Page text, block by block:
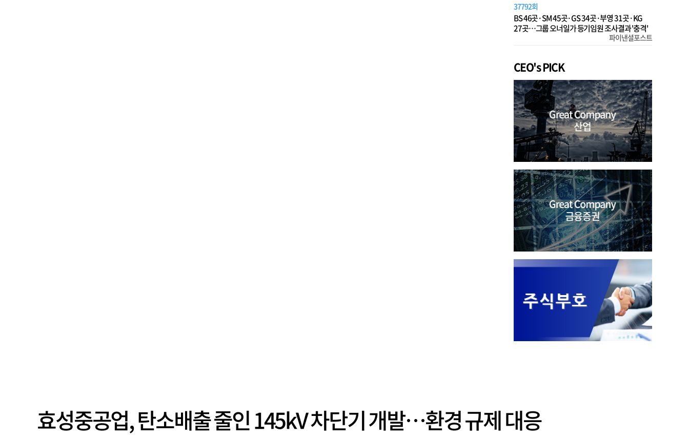
37792회
BS 46곳·SM 45곳·GS 34곳·부영 31곳·KG
27곳…그룹 오너일가 등기임원 조사결과 '충격'
파이낸셜포스트
CEO's PICK
효성중공업, 탄소배출 줄인 145kV 차단기 개발…환경 규제 대응